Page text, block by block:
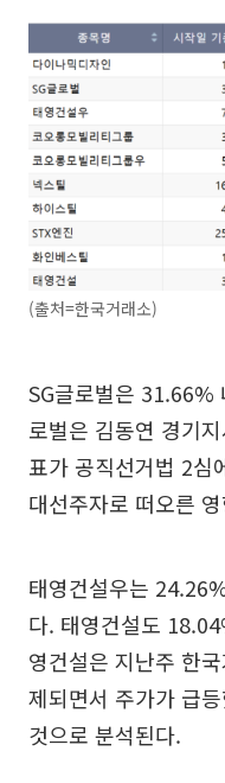
(출처=한국거래소)
SG글로벌은 31.66%
로벌은 김동연 경기
표가 공직선거법 2심
대선주자로 떠오른
태영건설우는
다. 태영건설도
영건설은 지난주 한
제되면서 주가가 급
것으로 분석된다.